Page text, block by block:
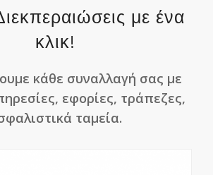
με ένα
κλικ!
κάθε συναλλαγή σας με
εφορίες, τράπεζες,
ταμεία.